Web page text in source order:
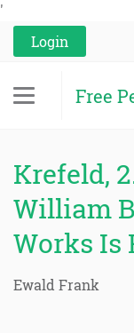
'
Login
Free
Krefeld,
William
Works Is
Ewald Frank